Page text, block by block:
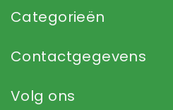
Categorieën
Contactgegevens
Volg ons